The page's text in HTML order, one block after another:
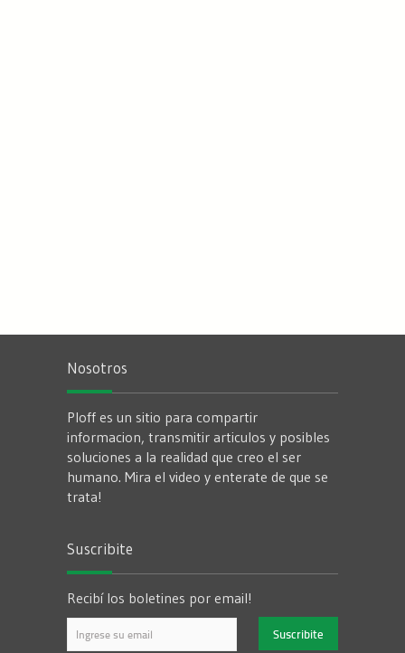
Nosotros
Ploff es un sitio para compartir
informacion, transmitir articulos y posibles
soluciones a la realidad que creo el ser
humano. Mira el video y enterate de que se
trata!
Suscribite
Recibí los boletines por email!